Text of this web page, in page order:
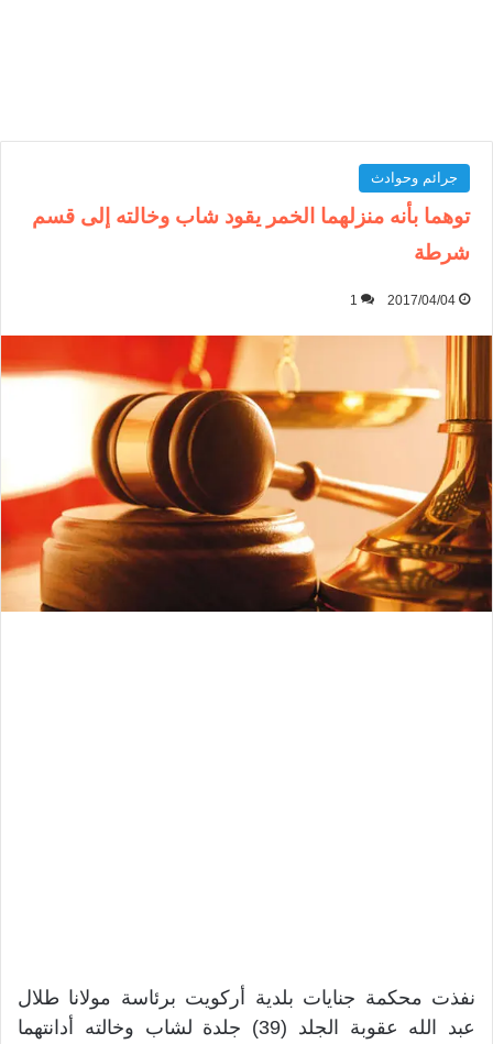
جرائم وحوادث
توهما بأنه منزلهما الخمر يقود شاب وخالته إلى قسم
شرطة
2017/04/04
1
نفذت محكمة جنايات بلدية أركويت برئاسة مولانا طلال
عبد الله عقوبة الجلد (39) جلدة لشاب وخالته أدانتهما